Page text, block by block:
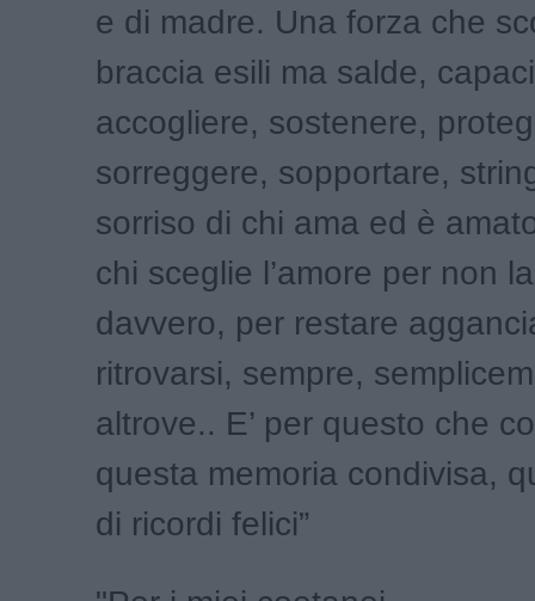
e di madre. Una forza che
braccia esili ma salde,
accogliere, sostenere,
sorreggere, sopportare,
sorriso di chi ama ed è
chi sceglie l’amore per non
davvero, per restare
ritrovarsi, sempre,
altrove.. E’ per questo che
questa memoria condivisa,
di ricordi felici”